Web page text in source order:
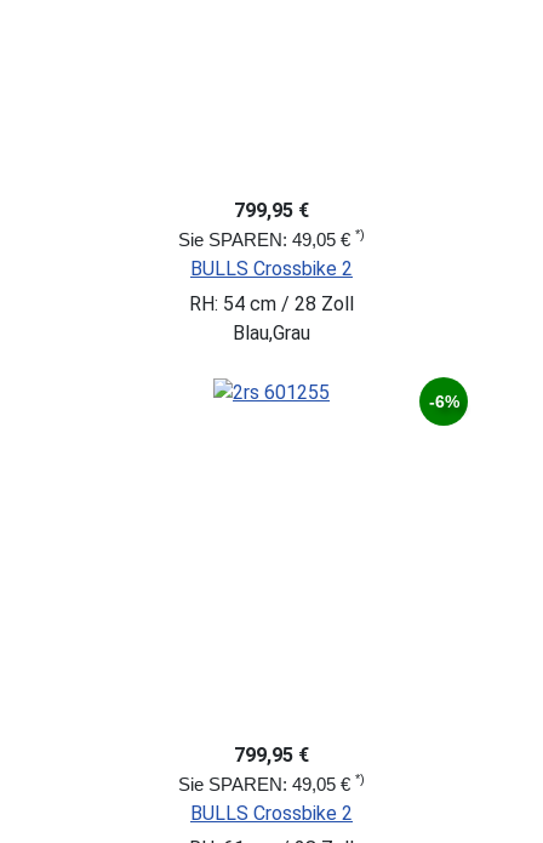
799,95 €
Sie SPAREN: 49,05 € *)
BULLS Crossbike 2
RH: 54 cm / 28 Zoll
Blau,Grau
-6%
799,95 €
Sie SPAREN: 49,05 € *)
BULLS Crossbike 2